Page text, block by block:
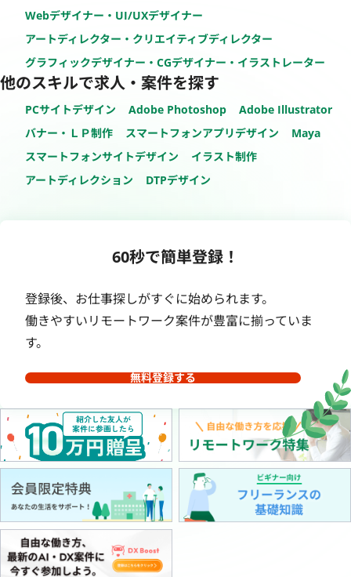
Webデザイナー・UI/UXデザイナー
アートディレクター・クリエイティブディレクター
グラフィックデザイナー・CGデザイナー・イラストレーター
他のスキルで求人・案件を探す
PCサイトデザイン Adobe Photoshop
Adobe Illustrator
バナー・ＬＰ制作
スマートフォンアプリデザイン
Maya
スマートフォンサイトデザイン
イラスト制作
アートディレクション
DTPデザイン
60秒で簡単登録！
登録後、お仕事探しがすぐに始められます。
働きやすいリモートワーク案件が豊富に揃っていま
す。
無料登録する